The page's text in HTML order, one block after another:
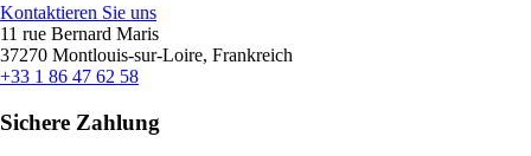
Kontaktieren Sie uns
11 rue Bernard Maris
37270 Montlouis-sur-Loire, Frankreich
+33 1 86 47 62 58
Sichere Zahlung